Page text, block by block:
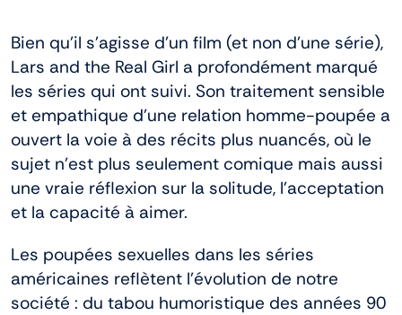
Bien qu’il s’agisse d’un film (et non d’une série),
Lars and the Real Girl a profondément marqué
les séries qui ont suivi. Son traitement sensible
et empathique d’une relation homme-poupée a
ouvert la voie à des récits plus nuancés, où le
sujet n’est plus seulement comique mais aussi
une vraie réflexion sur la solitude, l’acceptation
et la capacité à aimer.
Les poupées sexuelles dans les séries
américaines reflètent l’évolution de notre
société : du tabou humoristique des années 90